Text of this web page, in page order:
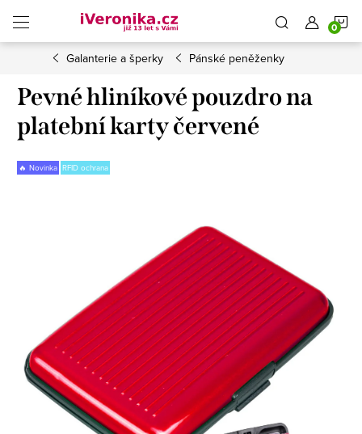
obsah
Galanterie a šperky Pánské peněženky
Pevné hliníkové pouzdro na
platební karty červené
🔥 Novinka RFID ochrana